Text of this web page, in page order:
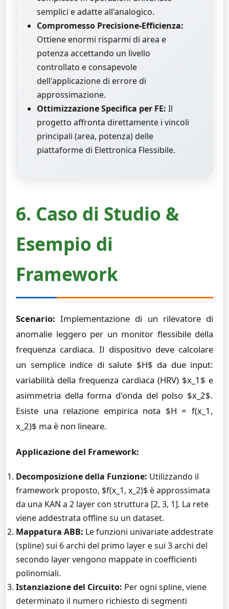
semplici e adatte all'analogico.
Compromesso Precisione-Efficienza:
Ottiene enormi risparmi di area e
potenza accettando un livello
controllato e consapevole
dell'applicazione di errore di
approssimazione.
Ottimizzazione Specifica per FE: Il
progetto affronta direttamente i vincoli
principali (area, potenza) delle
piattaforme di Elettronica Flessibile.
6. Caso di Studio &
Esempio di
Framework
Scenario: Implementazione di un rilevatore di
anomalie leggero per un monitor flessibile della
frequenza cardiaca. Il dispositivo deve calcolare
un semplice indice di salute $H$ da due input:
variabilità della frequenza cardiaca (HRV) $x_1$ e
asimmetria della forma d'onda del polso $x_2$.
Esiste una relazione empirica nota $H = f(x_1,
x_2)$ ma è non lineare.
Applicazione del Framework:
Decomposizione della Funzione: Utilizzando il
framework proposto, $f(x_1, x_2)$ è approssimata
da una KAN a 2 layer con struttura [2, 3, 1]. La rete
viene addestrata offline su un dataset.
Mappatura ABB: Le funzioni univariate addestrate
(spline) sui 6 archi del primo layer e sui 3 archi del
secondo layer vengono mappate in coefficienti
polinomiali.
Istanziazione del Circuito: Per ogni spline, viene
determinato il numero richiesto di segmenti